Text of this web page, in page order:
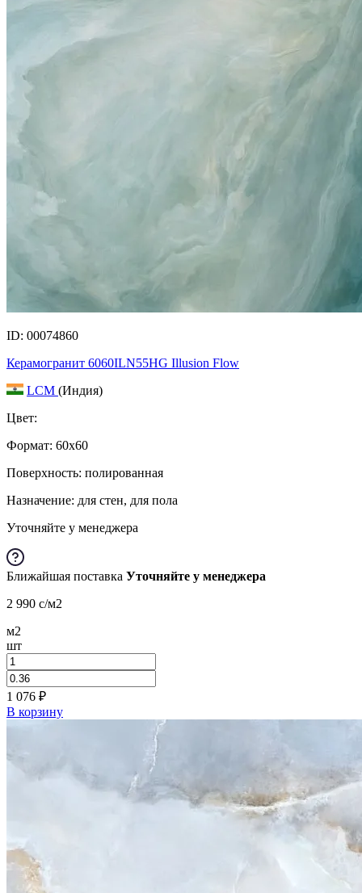
ID: 00074860
Керамогранит 6060ILN55HG Illusion Flow
LCM (Индия)
Цвет:
Формат: 60x60
Поверхность: полированная
Назначение: для стен, для пола
Уточняйте у менеджера
Ближайшая поставка Уточняйте у менеджера
2 990 c/м2
м2
шт
1 076 ₽
В корзину